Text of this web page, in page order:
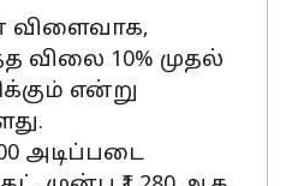
விளைவாக,
விலை 10% முதல்
என்று
அடிப்படை